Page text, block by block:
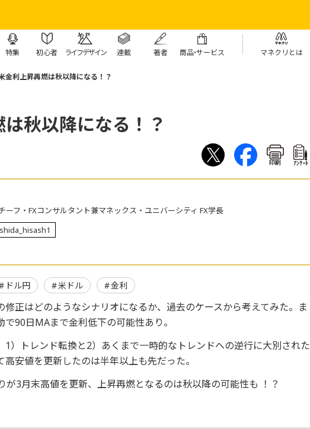
特集 初心者 ライフデザイン 連載 著者 商品・サービス マネクリとは
金利上昇再燃は秋以降になる！？
秋以降になる！？
印刷 ｱﾝｹｰﾄ
ーフ・FXコンサルタント兼マネックス・ユニバーシティ FX学長
ドル円 米ドル 金利
正はどのようなシナリオになるか、過去のケースから考えてみた。ま
90日MAまで金利低下の可能性あり。
1）トレンド転換と2）あくまで一時的なトレンドへの逆行に大別された
安値を更新したのは半年以上も先だった。
が3月末高値を更新、上昇再燃となるのは秋以降の可能性も ！？